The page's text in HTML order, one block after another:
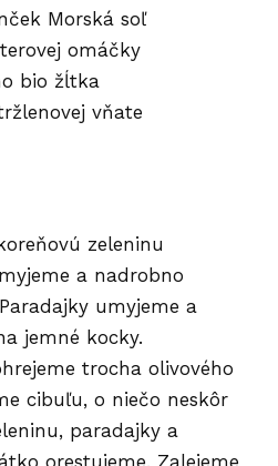
Morská soľ
omáčky
bio žĺtka
vňate
zeleninu
a nadrobno
umyjeme a
jemné kocky.
trocha olivového
cibuľu, o niečo neskôr
paradajky a
orestujeme. Zalejeme